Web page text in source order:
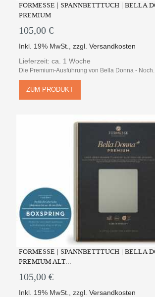
FORMESSE | SPANNBETTTUCH | BELLA
PREMIUM
105,00 €
Inkl. 19% MwSt. ,zzgl.Versandkosten
Lieferzeit: ca. 1 Woche
Die Premium-Ausführung von Bella Donna -
ZUM PRODUKT
FORMESSE | SPANNBETTTUCH | BELLA
PREMIUM ALT...
105,00 €
Inkl. 19% MwSt. ,zzgl.Versandkosten